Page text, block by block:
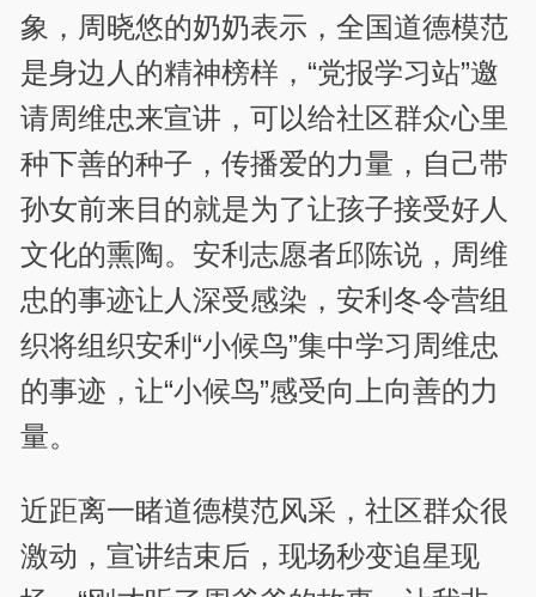
象，周晓悠的奶奶表示，全国道德模范
是身边人的精神榜样，“党报学习站”邀
请周维忠来宣讲，可以给社区群众心里
种下善的种子，传播爱的力量，自己带
孙女前来目的就是为了让孩子接受好人
文化的熏陶。安利志愿者邱陈说，周维
忠的事迹让人深受感染，安利冬令营组
织将组织安利“小候鸟”集中学习周维忠
的事迹，让“小候鸟”感受向上向善的力
量。
近距离一睹道德模范风采，社区群众很
激动，宣讲结束后，现场秒变追星现